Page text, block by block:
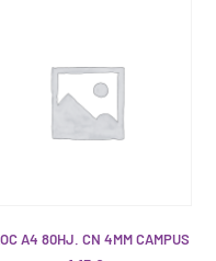
A4 80HJ. CN 4MM CAMPUS